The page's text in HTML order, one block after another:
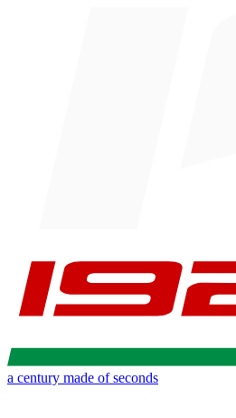
a century made of seconds